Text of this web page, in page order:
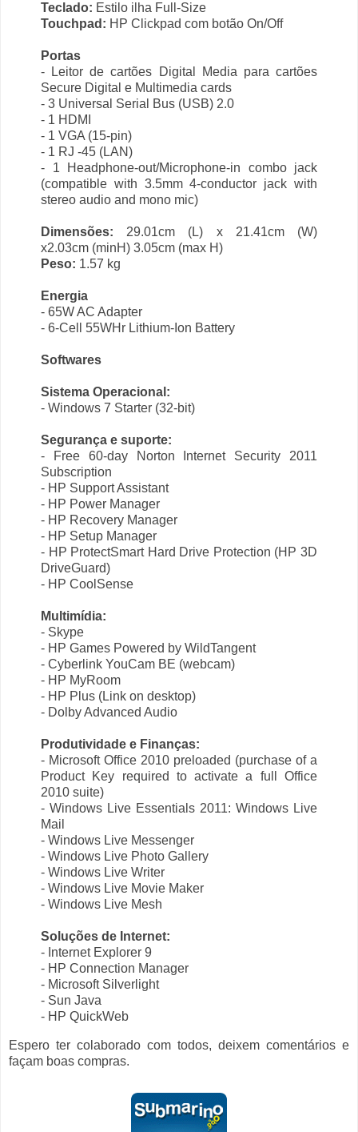
Teclado: Estilo ilha Full-Size
Touchpad: HP Clickpad com botão On/Off
Portas
- Leitor de cartões Digital Media para cartões
Secure Digital e Multimedia cards
- 3 Universal Serial Bus (USB) 2.0
- 1 HDMI
- 1 VGA (15-pin)
- 1 RJ -45 (LAN)
- 1 Headphone-out/Microphone-in combo jack
(compatible with 3.5mm 4-conductor jack with
stereo audio and mono mic)
Dimensões: 29.01cm (L) x 21.41cm (W)
x2.03cm (minH) 3.05cm (max H)
Peso: 1.57 kg
Energia
- 65W AC Adapter
- 6-Cell 55WHr Lithium-Ion Battery
Softwares
Sistema Operacional:
- Windows 7 Starter (32-bit)
Segurança e suporte:
- Free 60-day Norton Internet Security 2011
Subscription
- HP Support Assistant
- HP Power Manager
- HP Recovery Manager
- HP Setup Manager
- HP ProtectSmart Hard Drive Protection (HP 3D
DriveGuard)
- HP CoolSense
Multimídia:
- Skype
- HP Games Powered by WildTangent
- Cyberlink YouCam BE (webcam)
- HP MyRoom
- HP Plus (Link on desktop)
- Dolby Advanced Audio
Produtividade e Finanças:
- Microsoft Office 2010 preloaded (purchase of a
Product Key required to activate a full Office
2010 suite)
- Windows Live Essentials 2011: Windows Live
Mail
- Windows Live Messenger
- Windows Live Photo Gallery
- Windows Live Writer
- Windows Live Movie Maker
- Windows Live Mesh
Soluções de Internet:
- Internet Explorer 9
- HP Connection Manager
- Microsoft Silverlight
- Sun Java
- HP QuickWeb
Espero ter colaborado com todos, deixem comentários e
façam boas compras.